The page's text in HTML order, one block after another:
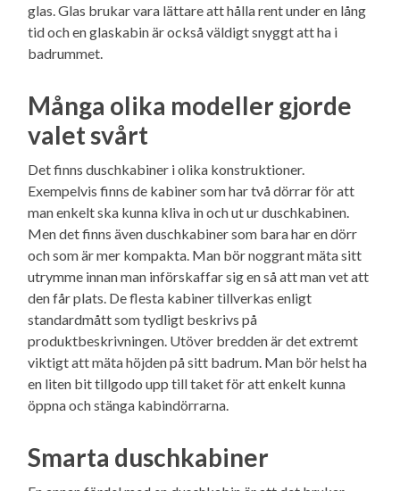
glas. Glas brukar vara lättare att hålla rent under en lång
tid och en glaskabin är också väldigt snyggt att ha i
badrummet.
Många olika modeller gjorde
valet svårt
Det finns duschkabiner i olika konstruktioner.
Exempelvis finns de kabiner som har två dörrar för att
man enkelt ska kunna kliva in och ut ur duschkabinen.
Men det finns även duschkabiner som bara har en dörr
och som är mer kompakta. Man bör noggrant mäta sitt
utrymme innan man införskaffar sig en så att man vet att
den får plats. De flesta kabiner tillverkas enligt
standardmått som tydligt beskrivs på
produktbeskrivningen. Utöver bredden är det extremt
viktigt att mäta höjden på sitt badrum. Man bör helst ha
en liten bit tillgodo upp till taket för att enkelt kunna
öppna och stänga kabindörrarna.
Smarta duschkabiner